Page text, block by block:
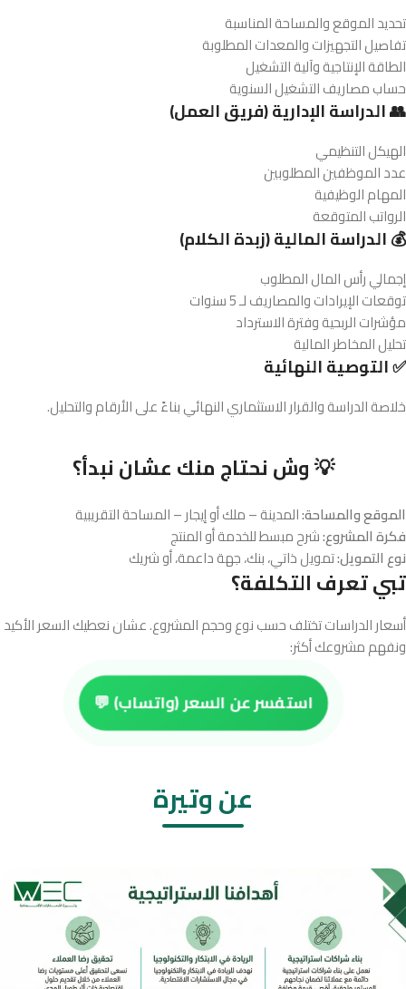
تحديد الموقع والمساحة المناسبة
تفاصيل التجهيزات والمعدات المطلوبة
الطاقة الإنتاجية وآلية التشغيل
حساب مصاريف التشغيل السنوية
👥 الدراسة الإدارية (فريق العمل)
الهيكل التنظيمي
عدد الموظفين المطلوبين
المهام الوظيفية
الرواتب المتوقعة
💰 الدراسة المالية (زبدة الكلام)
إجمالي رأس المال المطلوب
توقعات الإيرادات والمصاريف لـ 5 سنوات
مؤشرات الربحية وفترة الاسترداد
تحليل المخاطر المالية
✅ التوصية النهائية
خلاصة الدراسة والقرار الاستثماري النهائي بناءً على الأرقام والتحليل.
💡 وش نحتاج منك عشان نبدأ؟
الموقع والمساحة:المدينة – ملك أو إيجار – المساحة التقريبية
فكرة المشروع:شرح مبسط للخدمة أو المنتج
نوع التمويل:تمويل ذاتي، بنك، جهة داعمة، أو شريك
تبي تعرف التكلفة؟
أسعار الدراسات تختلف حسب نوع وحجم المشروع. عشان نعطيك السعر الأكيد
ونفهم مشروعك أكثر:
استفسر عن السعر (واتساب) 💬
عن وتيرة